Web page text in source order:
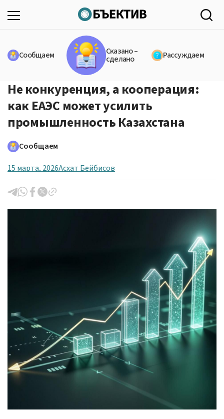
Сообщаем Сказано –
сделано Рассуждаем
Не конкуренция, а кооперация:
как ЕАЭС может усилить
промышленность Казахстана
Сообщаем
15 марта, 2026Асхат Бейбисов